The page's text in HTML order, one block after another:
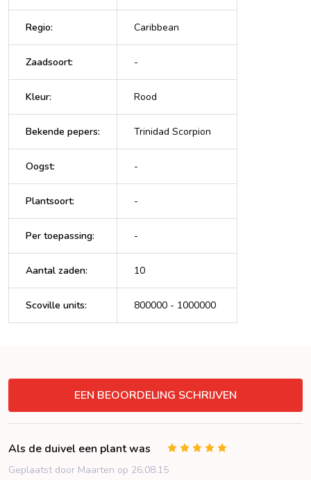
Regio: Caribbean
Zaadsoort: -
Kleur: Rood
Bekende pepers: Trinidad Scorpion
Oogst: -
Plantsoort: -
Per toepassing: -
Aantal zaden: 10
Scoville units: 800000 - 1000000
EEN BEOORDELING SCHRIJVEN
Als de duivel een plant was
Geplaatst door Maarten op 26.08.15